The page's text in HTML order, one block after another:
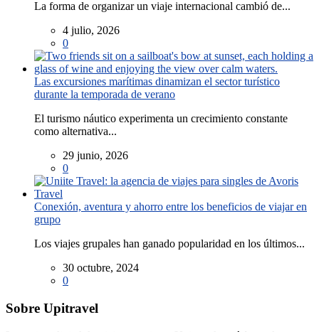
La forma de organizar un viaje internacional cambió de...
4 julio, 2026
0
Las excursiones marítimas dinamizan el sector turístico
durante la temporada de verano
El turismo náutico experimenta un crecimiento constante
como alternativa...
29 junio, 2026
0
Conexión, aventura y ahorro entre los beneficios de viajar en
grupo
Los viajes grupales han ganado popularidad en los últimos...
30 octubre, 2024
0
Sobre Upitravel